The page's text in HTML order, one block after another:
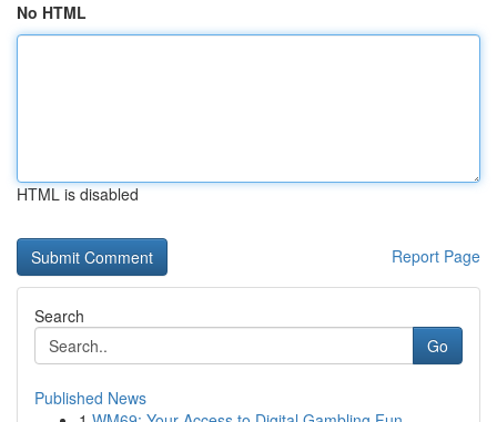
No HTML
HTML is disabled
Report Page
Search
Go
Published News